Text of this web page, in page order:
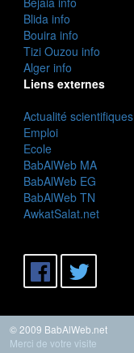
Blida info
Bouira info
Tizi Ouzou info
Alger info
Liens externes
Actualité scientifiques
Emploi
Ecole
BabAlWeb MA
BabAlWeb EG
BabAlWeb TN
AwkatSalat.net
© 2009 BabAlWeb.net
Merci de votre visite